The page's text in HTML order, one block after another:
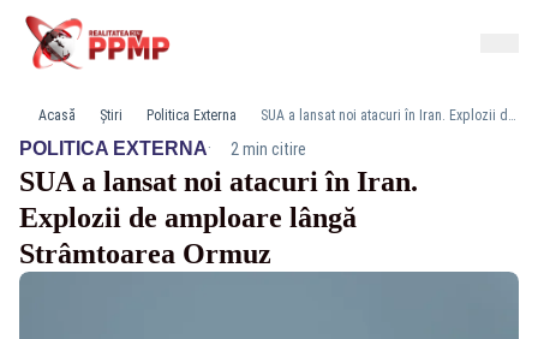
Acasă Știri Politica Externa SUA a lansat noi atacuri în Iran. Explozii de amploare lângă Strâmtoarea Ormuz
POLITICA EXTERNA· 2 min citire
SUA a lansat noi atacuri în Iran.
Explozii de amploare lângă
Strâmtoarea Ormuz